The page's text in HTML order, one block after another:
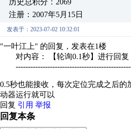
历史总积分：2069
注册：2007年5月15日
发表于：2023-07-02 10:32:01
"一叶江上" 的回复，发表在1楼
对内容： 【轮询0.1秒】进行回复
0.5秒也能接收，每次定位完成之后
动器运行就可以
回复 引用 举报
回复本条